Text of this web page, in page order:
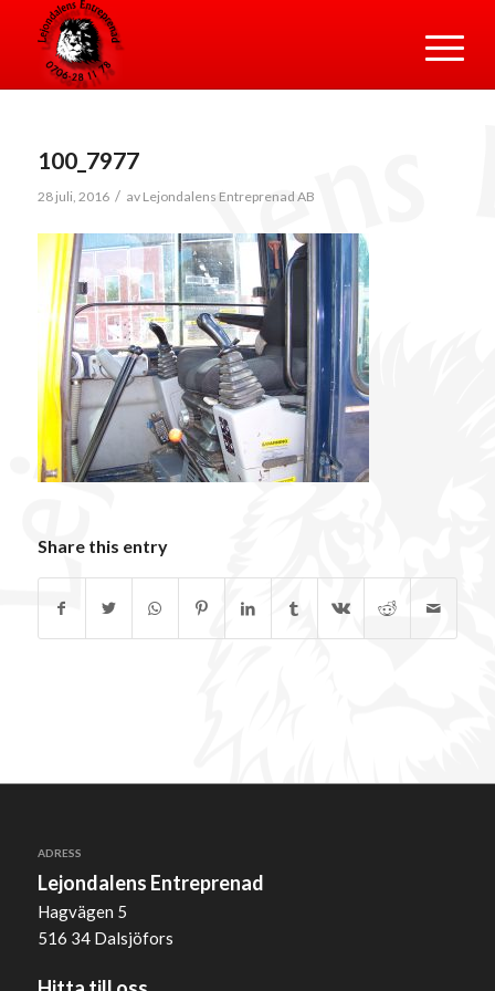
100_7977
28 juli, 2016 / av Lejondalens Entreprenad AB
Share this entry
ADRESS
Lejondalens Entreprenad
Hagvägen 5
516 34 Dalsjöfors